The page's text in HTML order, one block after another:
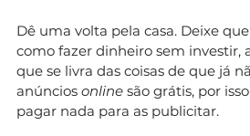
Dê uma volta pela casa. Deixe
como fazer dinheiro sem investir,
que se livra das coisas de que já
anúncios online são grátis, por
pagar nada para as publicitar.